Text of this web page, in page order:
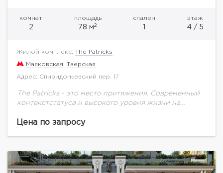
комнат
2
площадь
78 м2
спален
1
этаж
4 / 5
Жилой комплекс: The Patricks
Маяковская Тверская
Адрес: Спиридоньевский пер. 17
The Patricks - это место притяжения. Современный
контекстстатуса и высокого уровня жизни на
прочным местным сообществом Москвы.Клубный
Цена по запросу